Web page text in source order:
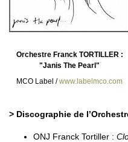
Orchestre Franck TORTILLER :
"Janis The Pearl"
MCO Label /www.labelmco.com
> Discographie de
ONJ Franck Tortiller :